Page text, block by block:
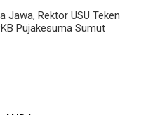
Jawa, Rektor USU Teken
Pujakesuma Sumut